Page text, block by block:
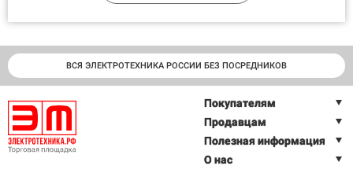
ВСЯ ЭЛЕКТРОТЕХНИКА РОССИИ БЕЗ ПОСРЕДНИКОВ
Покупателям
Продавцам
Полезная информация
О нас